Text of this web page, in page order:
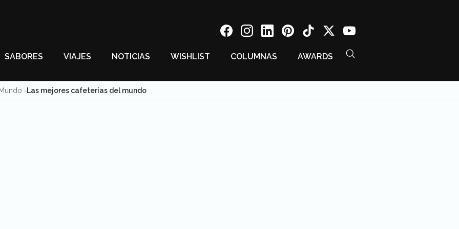
SABORES VIAJES NOTICIAS WISHLIST COLUMNAS AWARDS
Las mejores cafeterías del mundo